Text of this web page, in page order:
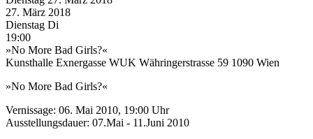
27. März 2018
Dienstag Di
19:00
»No More Bad Girls?«
Kunsthalle Exnergasse WUK Währingerstrasse 59 1090 Wien
»No More Bad Girls?«
Vernissage: 06. Mai 2010, 19:00 Uhr
Ausstellungsdauer: 07.Mai - 11.Juni 2010